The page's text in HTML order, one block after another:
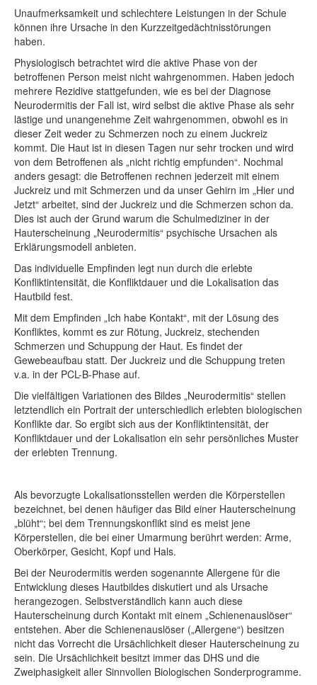
Unaufmerksamkeit und schlechtere Leistungen in der Schule
können ihre Ursache in den Kurzzeitgedächtnisstörungen
haben.
Physiologisch betrachtet wird die aktive Phase von der
betroffenen Person meist nicht wahrgenommen. Haben jedoch
mehrere Rezidive stattgefunden, wie es bei der Diagnose
Neurodermitis der Fall ist, wird selbst die aktive Phase als sehr
lästige und unangenehme Zeit wahrgenommen, obwohl es in
dieser Zeit weder zu Schmerzen noch zu einem Juckreiz
kommt. Die Haut ist in diesen Tagen nur sehr trocken und wird
von dem Betroffenen als „nicht richtig empfunden“. Nochmal
anders gesagt: die Betroffenen rechnen jederzeit mit einem
Juckreiz und mit Schmerzen und da unser Gehirn im „Hier und
Jetzt“ arbeitet, sind der Juckreiz und die Schmerzen schon da.
Dies ist auch der Grund warum die Schulmediziner in der
Hauterscheinung „Neurodermitis“ psychische Ursachen als
Erklärungsmodell anbieten.
Das individuelle Empfinden legt nun durch die erlebte
Konfliktintensität, die Konfliktdauer und die Lokalisation das
Hautbild fest.
Mit dem Empfinden „Ich habe Kontakt“, mit der Lösung des
Konfliktes, kommt es zur Rötung, Juckreiz, stechenden
Schmerzen und Schuppung der Haut. Es findet der
Gewebeaufbau statt. Der Juckreiz und die Schuppung treten
v.a. in der PCL-B-Phase auf.
Die vielfältigen Variationen des Bildes „Neurodermitis“ stellen
letztendlich ein Portrait der unterschiedlich erlebten biologischen
Konflikte dar. So ergibt sich aus der Konfliktintensität, der
Konfliktdauer und der Lokalisation ein sehr persönliches Muster
der erlebten Trennung.
Als bevorzugte Lokalisationsstellen werden die Körperstellen
bezeichnet, bei denen häufiger das Bild einer Hauterscheinung
„blüht“; bei dem Trennungskonflikt sind es meist jene
Körperstellen, die bei einer Umarmung berührt werden: Arme,
Oberkörper, Gesicht, Kopf und Hals.
Bei der Neurodermitis werden sogenannte Allergene für die
Entwicklung dieses Hautbildes diskutiert und als Ursache
herangezogen. Selbstverständlich kann auch diese
Hauterscheinung durch Kontakt mit einem „Schienenauslöser“
entstehen. Aber die Schienenauslöser („Allergene“) besitzen
nicht das Vorrecht die Ursächlichkeit dieser Hauterscheinung zu
sein. Die Ursächlichkeit besitzt immer das DHS und die
Zweiphasigkeit aller Sinnvollen Biologischen Sonderprogramme.